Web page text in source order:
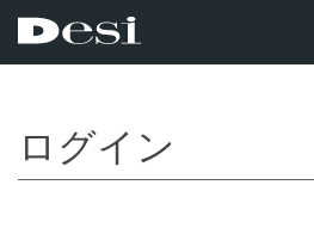
ログイン